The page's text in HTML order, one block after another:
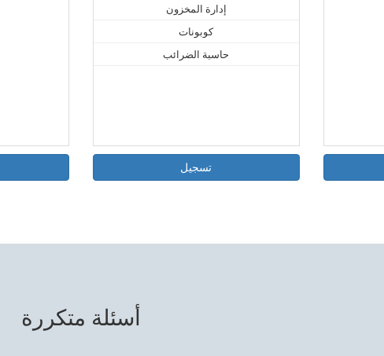
إدارة المخزون
كوبونات
حاسبة الضرائب
تسجيل
أسئلة متكررة